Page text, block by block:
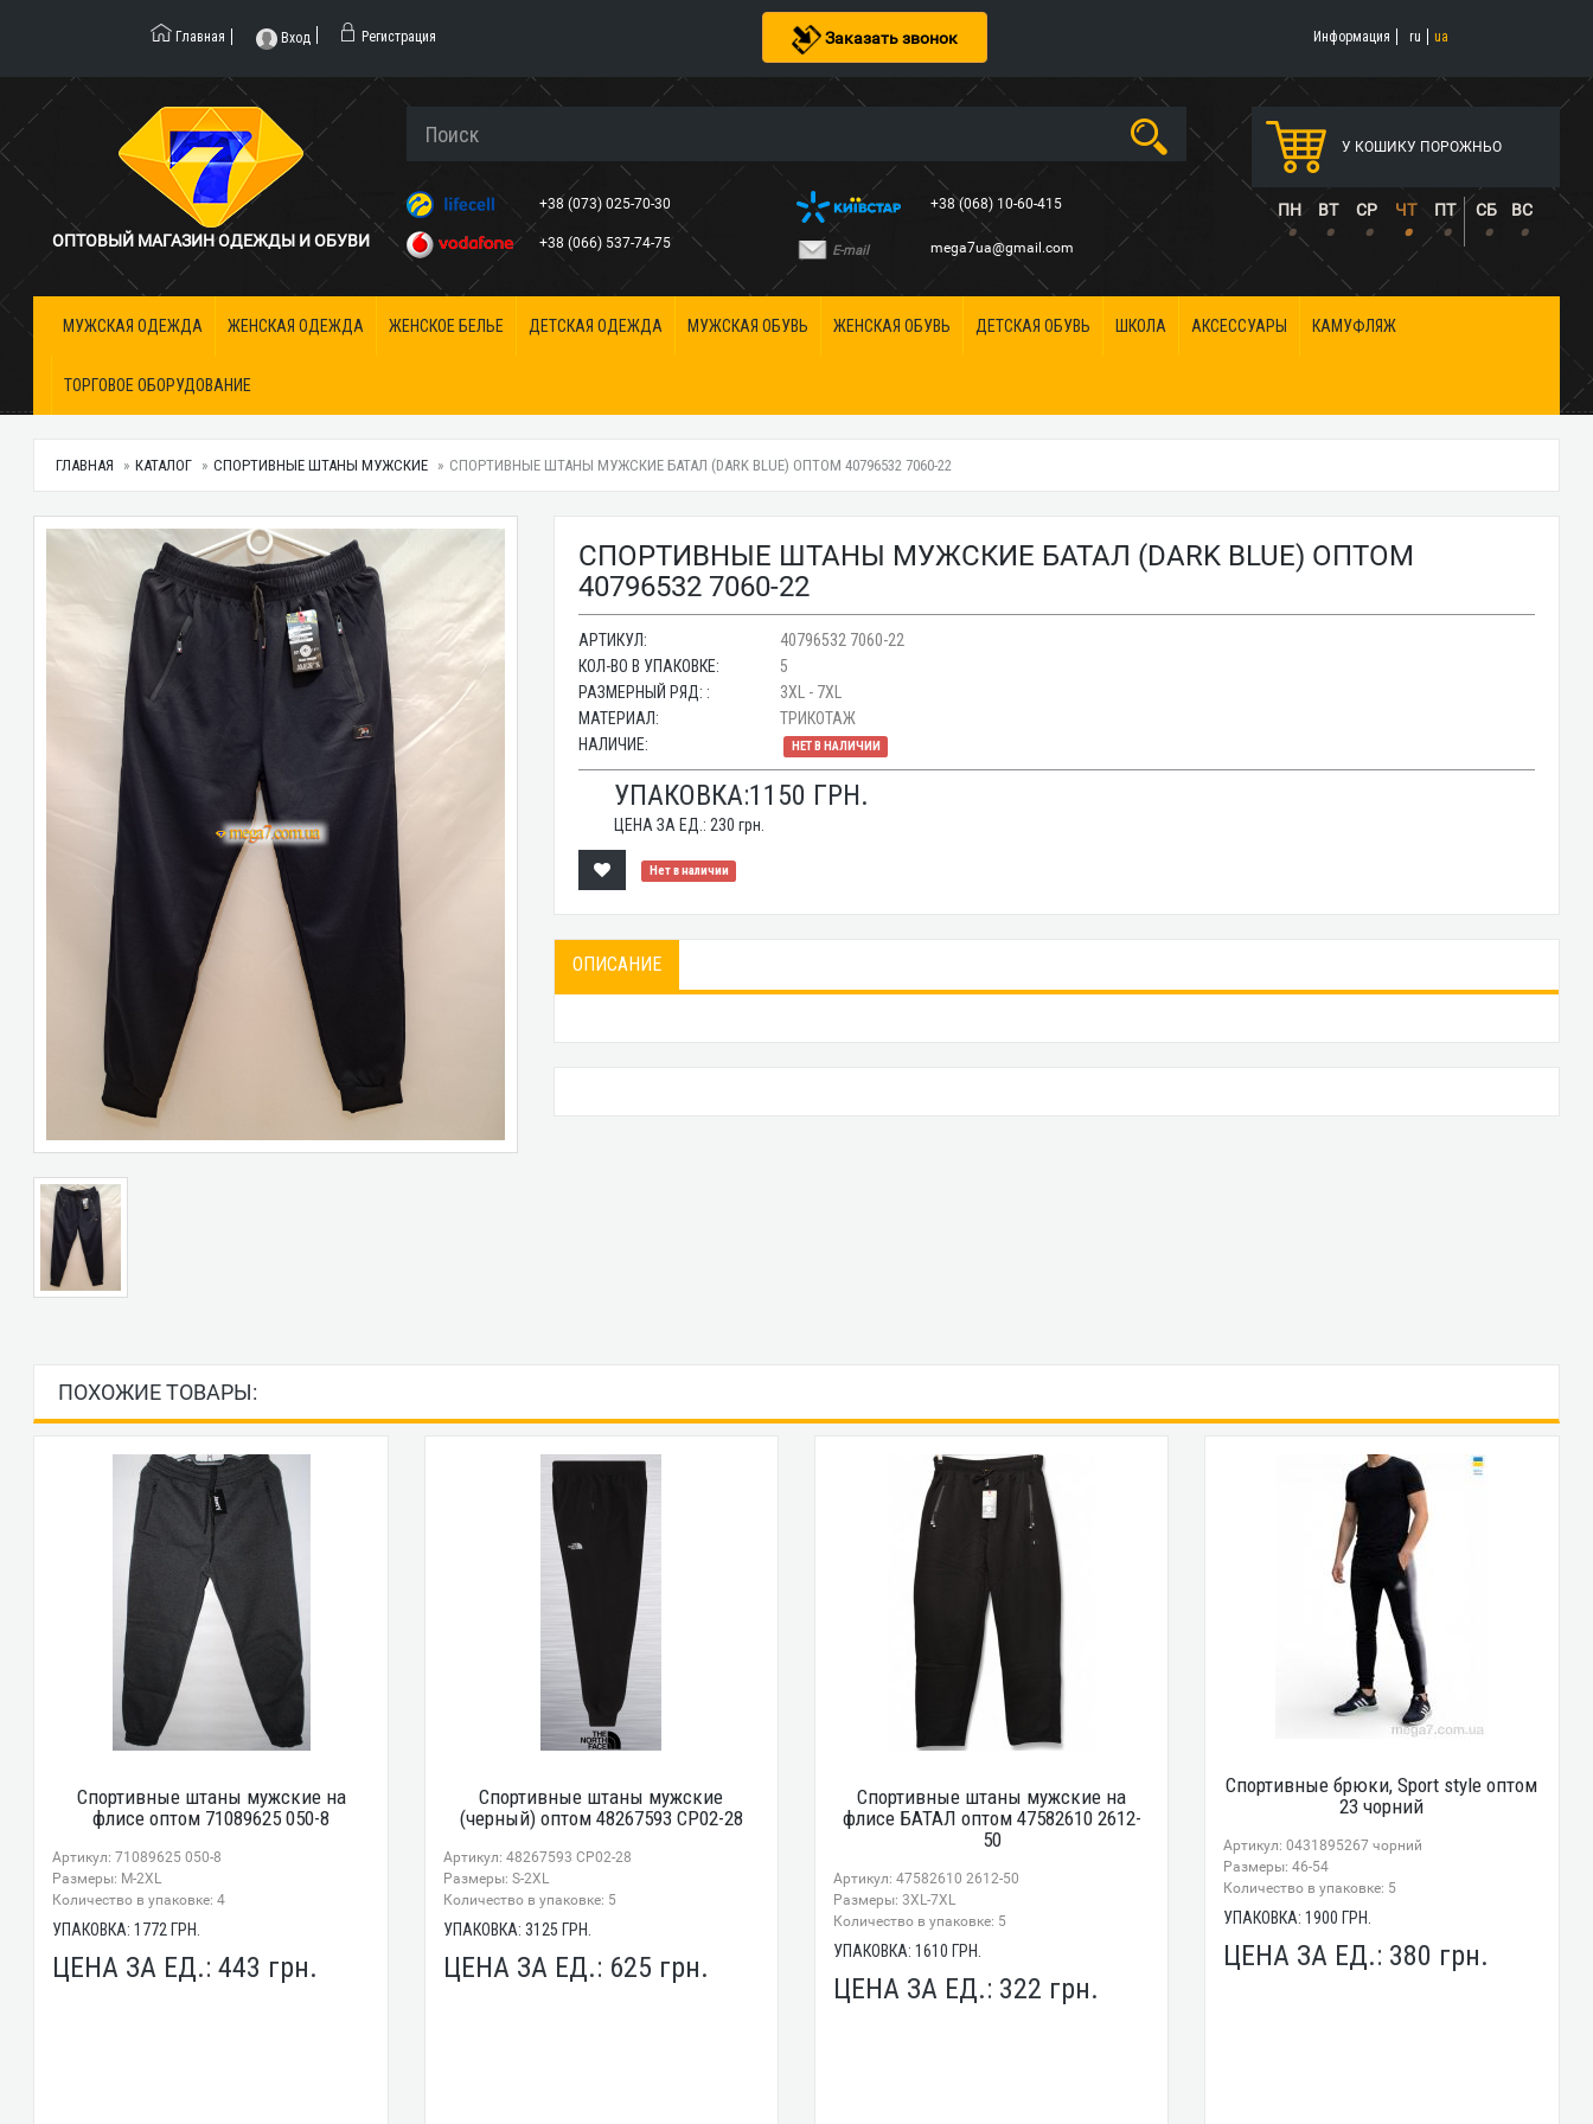
Заказать звонок
Главная Вход Регистрация Информация ru ua
ОПТОВЫЙ МАГАЗИН ОДЕЖДЫ И ОБУВИ
+38 (073) 025-70-30
+38 (066) 537-74-75
+38 (068) 10-60-415
E-mail mega7ua@gmail.com
У КОШИКУ ПОРОЖНЬО
ПН ВТ СР ЧТ ПТ СБ ВС
• • • • • • •
МУЖСКАЯ ОДЕЖДА ЖЕНСКАЯ ОДЕЖДА ЖЕНСКОЕ БЕЛЬЕ ДЕТСКАЯ ОДЕЖДА МУЖСКАЯ ОБУВЬ ЖЕНСКАЯ ОБУВЬ ДЕТСКАЯ ОБУВЬ ШКОЛА АКСЕССУАРЫ КАМУФЛЯЖ
ТОРГОВОЕ ОБОРУДОВАНИЕ
ГЛАВНАЯ КАТАЛОГ СПОРТИВНЫЕ ШТАНЫ МУЖСКИЕ СПОРТИВНЫЕ ШТАНЫ МУЖСКИЕ БАТАЛ (DARK BLUE) ОПТОМ 40796532 7060-22
СПОРТИВНЫЕ ШТАНЫ МУЖСКИЕ БАТАЛ (DARK BLUE) ОПТОМ
40796532 7060-22
АРТИКУЛ:
40796532 7060-22
КОЛ-ВО В УПАКОВКЕ:
5
РАЗМЕРНЫЙ РЯД: :
3XL - 7XL
МАТЕРИАЛ:
ТРИКОТАЖ
НАЛИЧИЕ:
НЕТ В НАЛИЧИИ
УПАКОВКА:1150 ГРН.
ЦЕНА ЗА ЕД.: 230 грн.
Нет в наличии
ОПИСАНИЕ
ПОХОЖИЕ ТОВАРЫ:
Спортивные штаны мужские на
флисе оптом 71089625 050-8
Артикул: 71089625 050-8
Размеры: М-2XL
Количество в упаковке: 4
УПАКОВКА:1772 ГРН.
ЦЕНА ЗА ЕД.:443 грн.
Спортивные штаны мужские
(черный) оптом 48267593 CP02-28
Артикул: 48267593 CP02-28
Размеры: S-2XL
Количество в упаковке: 5
УПАКОВКА: 3125 ГРН.
ЦЕНА ЗА ЕД.: 625 грн.
Спортивные штаны мужские на
флисе БАТАЛ оптом 47582610 2612-
50
Артикул: 47582610 2612-50
Размеры: 3XL-7XL
Количество в упаковке: 5
УПАКОВКА: 1610 ГРН.
ЦЕНА ЗА ЕД.: 322 грн.
Спортивные брюки, Sport style оптом
23 чорний
Артикул: 0431895267 чорний
Размеры: 46-54
Количество в упаковке: 5
УПАКОВКА:1900 ГРН.
ЦЕНА ЗА ЕД.: 380 грн.